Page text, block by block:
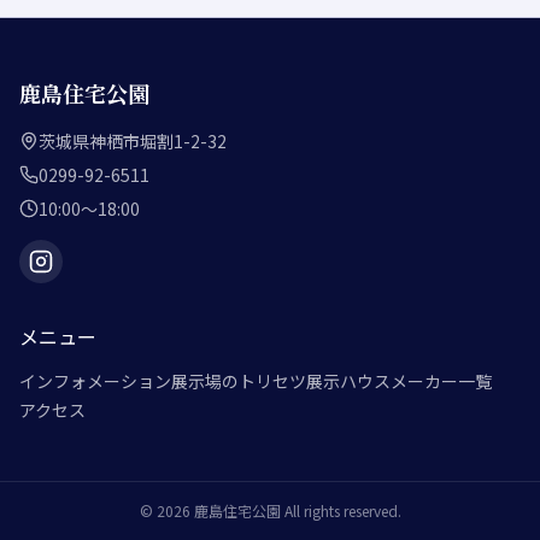
鹿島住宅公園
茨城県神栖市堀割1-2-32
0299-92-6511
10:00～18:00
メニュー
インフォメーション展示場のトリセツ展示ハウスメーカー一覧
アクセス
© 2026 鹿島住宅公園 All rights reserved.